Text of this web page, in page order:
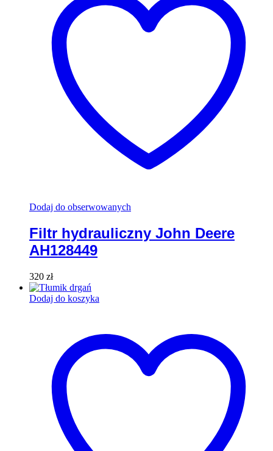
Dodaj do obserwowanych
Filtr hydrauliczny John Deere
AH128449
320 zł
Dodaj do koszyka